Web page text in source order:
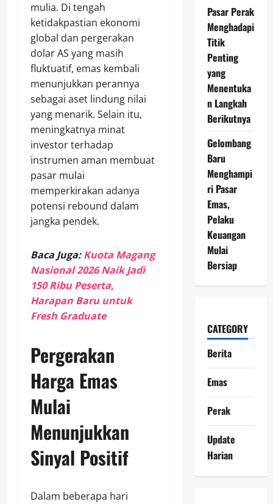
mulia. Di tengah
ketidakpastian ekonomi
global dan pergerakan
dolar AS yang masih
fluktuatif, emas kembali
menunjukkan perannya
sebagai aset lindung nilai
yang menarik. Selain itu,
meningkatnya minat
investor terhadap
instrumen aman membuat
pasar mulai
memperkirakan adanya
potensi rebound dalam
jangka pendek.
Baca Juga:Kuota Magang
Nasional 2026 Naik Jadi
150 Ribu Peserta,
Harapan Baru untuk
Fresh Graduate
Pergerakan
Harga Emas
Mulai
Menunjukkan
Sinyal Positif
Dalam beberapa hari
Pasar Perak
Menghadapi
Titik
Penting
yang
Menentuka
n Langkah
Berikutnya
Gelombang
Baru
Menghampi
ri Pasar
Emas,
Pelaku
Keuangan
Mulai
Bersiap
CATEGORY
Berita
Emas
Perak
Update
Harian